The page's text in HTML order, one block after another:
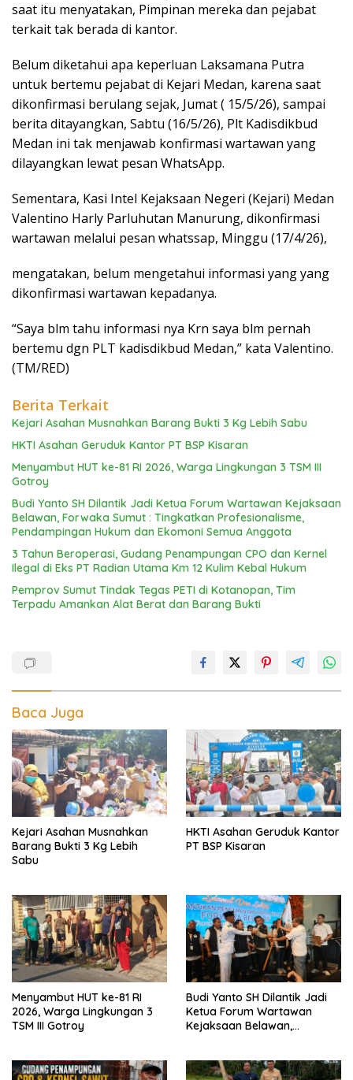
saat itu menyatakan, Pimpinan mereka dan pejabat
terkait tak berada di kantor.
Belum diketahui apa keperluan Laksamana Putra
untuk bertemu pejabat di Kejari Medan, karena saat
dikonfirmasi berulang sejak, Jumat ( 15/5/26), sampai
berita ditayangkan, Sabtu (16/5/26), Plt Kadisdikbud
Medan ini tak menjawab konfirmasi wartawan yang
dilayangkan lewat pesan WhatsApp.
Sementara, Kasi Intel Kejaksaan Negeri (Kejari) Medan
Valentino Harly Parluhutan Manurung, dikonfirmasi
wartawan melalui pesan whatssap, Minggu (17/4/26),
mengatakan, belum mengetahui informasi yang yang
dikonfirmasi wartawan kepadanya.
“Saya blm tahu informasi nya Krn saya blm pernah
bertemu dgn PLT kadisdikbud Medan,” kata Valentino.
(TM/RED)
Berita Terkait
Kejari Asahan Musnahkan Barang Bukti 3 Kg Lebih Sabu
HKTI Asahan Geruduk Kantor PT BSP Kisaran
Menyambut HUT ke-81 RI 2026, Warga Lingkungan 3 TSM III
Gotroy
Budi Yanto SH Dilantik Jadi Ketua Forum Wartawan Kejaksaan
Belawan, Forwaka Sumut : Tingkatkan Profesionalisme,
Pendampingan Hukum dan Ekomoni Semua Anggota
3 Tahun Beroperasi, Gudang Penampungan CPO dan Kernel
Ilegal di Eks PT Radian Utama Km 12 Kulim Kebal Hukum
Pemprov Sumut Tindak Tegas PETI di Kotanopan, Tim
Terpadu Amankan Alat Berat dan Barang Bukti
Baca Juga
Kejari Asahan Musnahkan
Barang Bukti 3 Kg Lebih
Sabu
HKTI Asahan Geruduk Kantor
PT BSP Kisaran
Menyambut HUT ke-81 RI
2026, Warga Lingkungan 3
TSM III Gotroy
Budi Yanto SH Dilantik Jadi
Ketua Forum Wartawan
Kejaksaan Belawan,
Pendampingan Hukum dan